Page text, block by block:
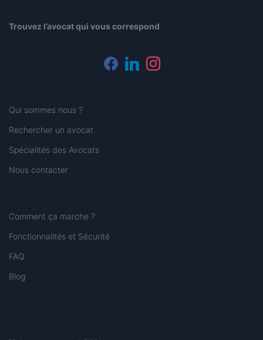
Trouvez l’avocat qui vous correspond
facebooklinkedininstagram
Qui sommes nous ?
Rechercher un avocat
Spécialités des Avocats
Nous contacter
Comment ça marche ?
Fonctionnalités et Sécurité
FAQ
Blog